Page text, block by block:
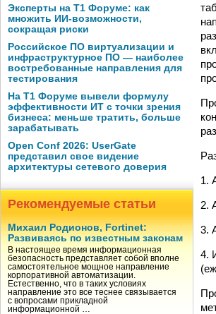
Эксперты на Т1 Форуме: как
множить ИИ-возможности,
сокращая риски
Российское ПО виртуализации и
инфраструктурное ПО — наиболее
востребованные направления для
тестирования
На Т1 Форуме вывели формулу
эффективности ИТ с точки зрения
бизнеса: меньше тратить, больше
зарабатывать
Open Conf 2026: UserGate
представил свое видение
архитектуры сетевого доверия
Рекомендуемые статьи
Михаил Родионов, Fortinet:
Развиваясь по известным законам
В настоящее время информационная
безопасность представляет собой вполне
самостоятельное мощное направление
корпоративной автоматизации.
Естественно, что в таких условиях
направление это все теснее связывается
с вопросами прикладной
информационной …
1.
2.
3.
4.